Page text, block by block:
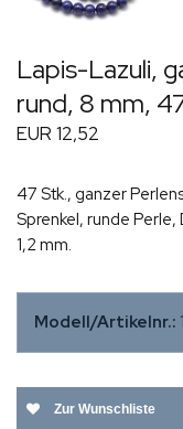
Lapis-Lazuli,
rund, 8 mm,
EUR 12,52
47 Stk., ganzer
Sprenkel, runde
1,2 mm.
Modell/Artikelnr.:
Zur Wunschliste